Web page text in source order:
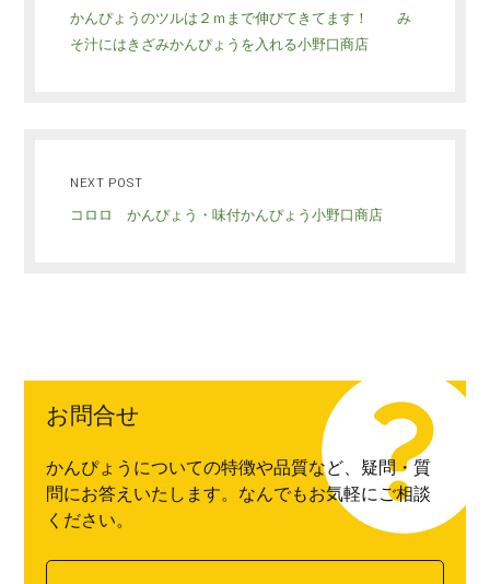
かんぴょうのツルは２ｍまで伸びてきてます！ み
そ汁にはきざみかんぴょうを入れる小野口商店
NEXT POST
コロロ かんぴょう・味付かんぴょう小野口商店
お問合せ
かんぴょうについての特徴や品質など、疑問・質
問にお答えいたします。なんでもお気軽にご相談
ください。